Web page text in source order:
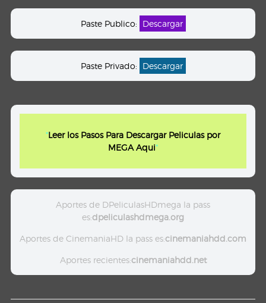
Paste Publico: Descargar
Paste Privado: Descargar
"Leer los Pasos Para Descargar Peliculas por
MEGA Aqui"
Aportes de DPeliculasHDmega la pass
es:dpeliculashdmega.org
Aportes de CinemaniaHD la pass es:cinemaniahdd.com
Aportes recientes:cinemaniahdd.net